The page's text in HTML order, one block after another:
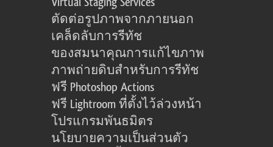
Virtual Staging Services
ตัดต่อรูปภาพจากภายนอก
เคล็ดลับการรีทัช
ของสมนาคุณการแก้ไขภาพ
ภาพถ่ายดิบสำหรับการรีทัช
ฟรี Photoshop Actions
ฟรี Lightroom ที่ตั้งไว้ล่วงหน้า
โปรแกรมพันธมิตร
นโยบายความเป็นส่วนตัว